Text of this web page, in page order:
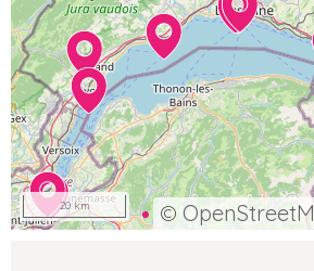
©
20 km